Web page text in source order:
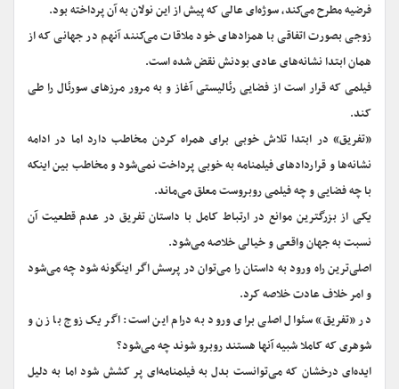
فرضیه مطرح می‌کند، سوژه‌ای عالی که پیش از این نولان به آن پرداخته بود.
زوجی بصورت اتفاقی با همزادهای خود ملاقات می‌کنند آنهم در جهانی که از
همان ابتدا نشانه‌های عادی بودنش نقض شده است.
فیلمی که قرار است از فضایی رئالیستی آغاز و به مرور مرزهای سورئال را طی
کند.
«تفریق» در ابتدا تلاش خوبی برای همراه کردن مخاطب دارد اما در ادامه
نشانه‌ها و قراردادهای فیلمنامه به خوبی پرداخت نمی‌شود و مخاطب بین اینکه
با چه فضایی و چه فیلمی روبروست معلق می‌ماند.
یکی از بزرگترین موانع در ارتباط کامل با داستان تفریق در عدم قطعیت آن
نسبت به جهان واقعی و خیالی خلاصه می‌شود.
اصلی‌ترین راه ورود به داستان را می‌توان در پرسش اگر اینگونه شود چه می‌شود
و امر خلاف عادت خلاصه کرد.
در «تفریق» سئوال اصلی برای ورود به درام این است: اگر یک زوج با زن و
شوهری که کاملا شبیه آنها هستند روبرو شوند چه می‌شود؟
ایده‌ای درخشان که می‌توانست بدل به فیلمنامه‌ای پر کشش شود اما به دلیل